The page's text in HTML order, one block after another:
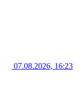
07.08.2026, 16:23